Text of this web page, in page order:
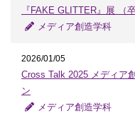
『FAKE GLITTER』展 （
メディア創造学科
2026/01/05
Cross Talk 2025 メディア
ン
メディア創造学科